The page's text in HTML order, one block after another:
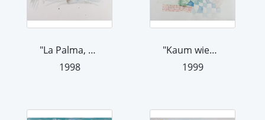
"La Palma, vulkanisch", 1998
1998
"Kaum wieder zu Hause ...", 1999
1999